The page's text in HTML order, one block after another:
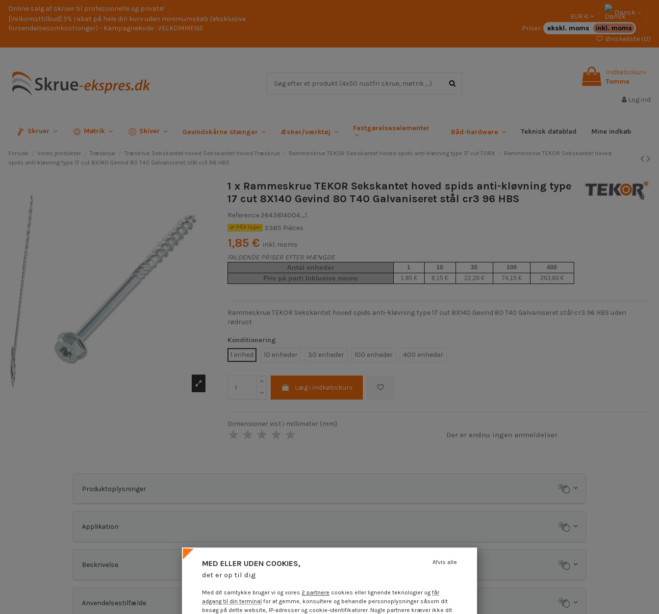
Online salg af skruer til professionelle og private!
[Velkomsttilbud] 5% rabat på hele din kurv uden minimumskøb (eksklusive
forsendelsesomkostninger) - Kampagnekode : VELKOMMEN5
EUR €
Dansk
Priser:
ekskl. moms
inkl. moms
Ønskeliste (0)
Indkøbskurv
Tomme
Log ind
Skruer Møtrik Skiver Gevindskårne stænger Æsker/værktøj Fastgørelseselementer Båd-hardware Teknisk datablad Mine indkøb
Forside Vores produkter Træskrue Træskrue Sekskantet hoved Sekskantet hoved Træskrue Rammeskrue TEKOR Sekskantet hoved spids anti-kløvning type 17 cut TORX
Rammeskrue TEKOR Sekskantet hoved
spids anti-kløvning type 17 cut 8X140 Gevind 80 T40 Galvaniseret stål cr3 96 HBS
1 x Rammeskrue TEKOR Sekskantet hoved spids anti-kløvning type
17 cut 8X140 Gevind 80 T40 Galvaniseret stål cr3 96 HBS
Reference 2643814004_1
PÃ¥ lager 3385 Pièces
1,85 € inkl. moms
FALDENDE PRISER EFTER MÆNGDE
Antal enheder 1 10 30 100 400
Pris på parti Inklusive moms 1,85 € 8,15 € 22,20 € 74,15 € 263,60 €
Rammeskrue TEKOR Sekskantet hoved spids anti-kløvning type 17 cut 8X140 Gevind 80 T40 Galvaniseret stål cr3 96 HBS uden
rødrust
Konditionering
1 enhed
10 enheder 30 enheder 100 enheder 400 enheder
Læg i indkøbskurv
Dimensioner vist i millimeter (mm)
Der er endnu ingen anmeldelser.
Produktoplysninger
Applikation
Beskrivelse
Anvendelsestilfælde
MED ELLER UDEN COOKIES,
det er op til dig
Afvis alle
Med dit samtykke bruger vi og vores 2 partnere cookies eller lignende teknologier og får
adgang til din terminal for at gemme, konsultere og behandle personoplysninger såsom dit
besøg på dette website, IP-adresser og cookie-identifikatorer. Nogle partnere kræver ikke dit